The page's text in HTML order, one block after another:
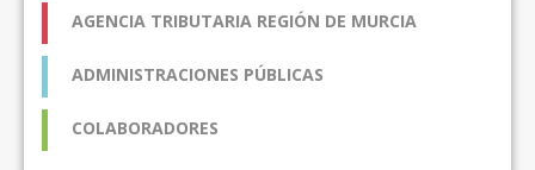
AGENCIA TRIBUTARIA REGIÓN DE MURCIA
ADMINISTRACIONES PÚBLICAS
COLABORADORES